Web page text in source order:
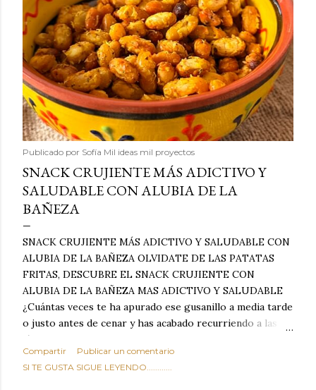
Publicado por Sofía Mil ideas mil proyectos
SNACK CRUJIENTE MÁS ADICTIVO Y
SALUDABLE CON ALUBIA DE LA
BAÑEZA
SNACK CRUJIENTE MÁS ADICTIVO Y SALUDABLE CON
ALUBIA DE LA BAÑEZA OLVIDATE DE LAS PATATAS
FRITAS, DESCUBRE EL SNACK CRUJIENTE CON
ALUBIA DE LA BAÑEZA MAS ADICTIVO Y SALUDABLE
¿Cuántas veces te ha apurado ese gusanillo a media tarde
o justo antes de cenar y has acabado recurriendo a las
típicas patatas de bolsa, frutos secos fritos o snacks
ultraprocesados llenos de grasas saturadas y sodio?
Todos hemos estado ahí. Sin embargo, cuidarse no tiene
Compartir
Publicar un comentario
SI TE GUSTA SIGUE LEYENDO............